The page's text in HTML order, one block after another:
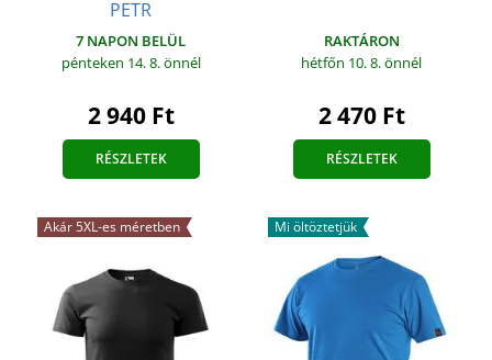
PETR
7 NAPON BELÜL
pénteken 14. 8.önnél
2 940 Ft
RÉSZLETEK
RAKTÁRON
hétfőn 10. 8.önnél
2 470 Ft
RÉSZLETEK
Akár 5XL-es méretben Mi öltöztetjük